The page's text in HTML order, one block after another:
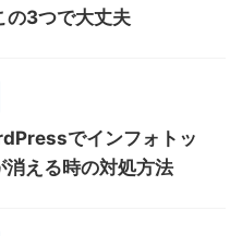
の3つで大丈夫
でインフォトッ
消える時の対処方法